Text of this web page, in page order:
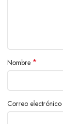
Nombre *
Correo electrónico